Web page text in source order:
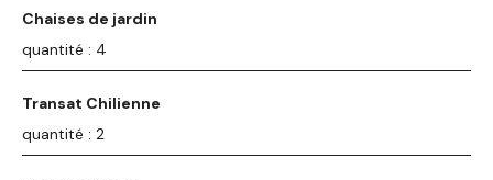
Chaises de jardin
quantité : 4
Transat Chilienne
quantité : 2